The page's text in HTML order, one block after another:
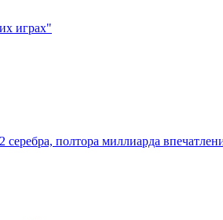
играх"
полтора миллиарда